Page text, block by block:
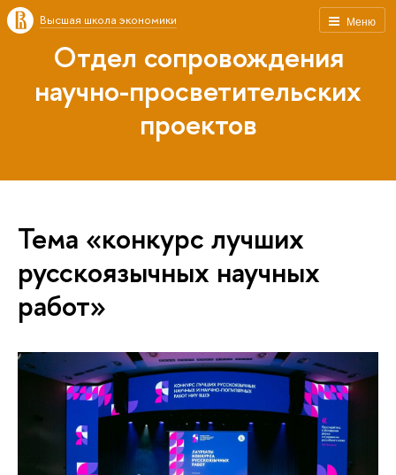
Меню
Высшая школа экономики
Отдел сопровождения
научно-просветительских
проектов
Тема «конкурс лучших
русскоязычных научных
работ»